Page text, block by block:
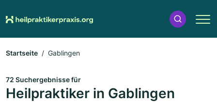
Startseite Gablingen
72 Suchergebnisse für
Heilpraktiker in Gablingen